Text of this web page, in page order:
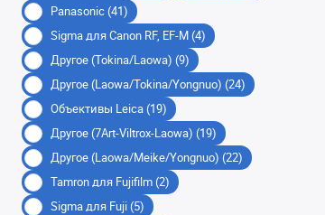
Panasonic (41)
Sigma для Canon RF, EF-M (4)
Другое (Tokina/Laowa) (9)
Другое (Laowa/Tokina/Yongnuo) (24)
Объективы Leica (19)
Другое (7Art-Viltrox-Laowa) (19)
Другое (Laowa/Meike/Yongnuo) (22)
Tamron для Fujifilm (2)
Sigma для Fuji (5)